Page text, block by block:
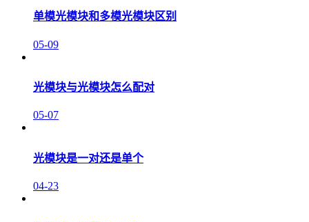
单模光模块和多模光模块区别
05-09
光模块与光模块怎么配对
05-07
光模块是一对还是单个
04-23